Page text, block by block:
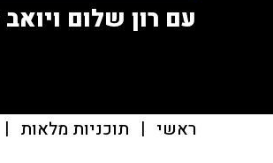
עם רון שלום
ראשי | תוכניות מלאות |